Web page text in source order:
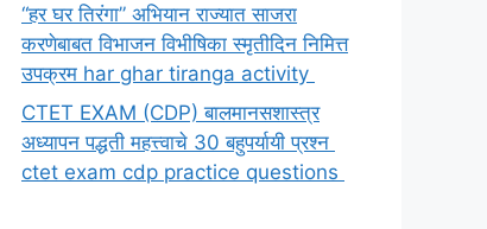
“हर घर तिरंगा” अभियान राज्यात साजरा
करणेबाबत विभाजन विभीषिका स्मृतीदिन निमित्त
उपक्रम har ghar tiranga activity
CTET EXAM (CDP) बालमानसशास्त्र
अध्यापन पद्धती महत्त्वाचे 30 बहुपर्यायी प्रश्न
ctet exam cdp practice questions